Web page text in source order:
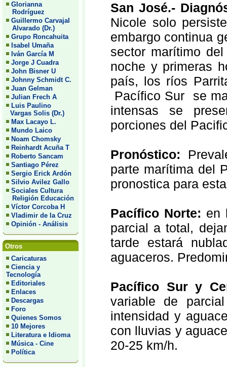
Glorianna
Rodríguez
Guillermo Carvajal
Alvarado (Dr.)
Grupo Roncahuita
Isabel Umaña
Iván García M
Jorge J Cuadra
John Bisner U
Johnny Schmidt C.
Juan Gelman
Julian Frech A
Luis Paulino
Vargas Solis (Dr.)
Max Lacayo L.
Mundo Laico
Noam Chomsky
Reinhardt Acuña T
Roberto Sancam
Santiago Pérez
Sergio Erick Ardón
Silvio Avilez Gallo
Sociales Cultura
Religión Educación
Víctor Corcoba H
Vladimir de la Cruz
Opinión - Análisis
Otros
Caricaturas
Ciencia y
Tecnología
Editoriales
Enlaces
Descargas
Foro
Quienes Somos
10 Mejores
Literatura e Idioma
Música - Cine
Política
San José.-
Nicole solo
embargo continua
sector marítimo
noche y primeras
país, los ríos
Pacífico Sur se
intensas se
porciones del
Pronóstico:
parte marítima del
pronostica para
Pacífico Norte: en
parcial a total,
tarde estará
aguaceros.
Pacífico Sur y
variable de
intensidad y
con lluvias y
20-25 km/h.